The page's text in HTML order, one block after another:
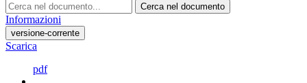
Cerca nel documento
Informazioni
versione-corrente
Scarica
pdf